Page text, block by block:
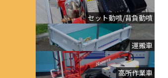
セット動噴/背負動噴
運搬車
高所作業車